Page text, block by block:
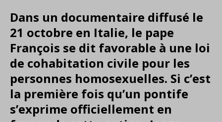
Dans un documentaire diffusé le
21 octobre en Italie, le pape
François se dit favorable à une loi
de cohabitation civile pour les
personnes homosexuelles. Si c’est
la première fois qu’un pontife
s’exprime officiellement en